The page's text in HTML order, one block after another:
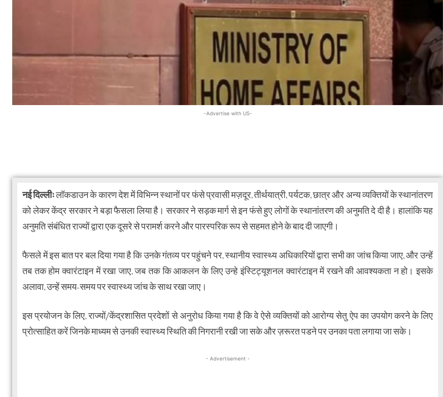
-Advertise with US-
नई दिल्लीःलॉकडाउन के कारण देश में विभिन्न स्थानों पर फंसे प्रवासी मज़दूर, तीर्थयात्री, पर्यटक, छात्र और अन्य व्यक्तियों के स्थानांतरण
को लेकर केंद्र सरकार ने बड़ा फैसला लिया है। सरकार ने सड़क मार्ग से इन फंसे हुए लोगों के स्थानांतरण की अनुमति दे दी है। हालांकि यह
अनुमति संबंधित राज्यों द्वारा एक दूसरे से परामर्श करने और पारस्परिक रूप से सहमत होने के बाद दी जाएगी।
फैसले में इस बात पर बल दिया गया है कि उनके गंतव्य पर पहुंचने पर, स्थानीय स्वास्थ्य अधिकारियों द्वारा सभी का जांच किया जाए, और उन्हें
तब तक होम क्वारंटाइन में रखा जाए, जब तक कि आकलन के लिए उन्हे इंस्टिट्यूशनल क्वारंटाइन में रखने की आवश्यकता न हो। इसके
अलावा, उन्हें समय-समय पर स्वास्थ्य जांच के साथ रखा जाए।
इस प्रयोजन के लिए, राज्यों/केंद्रशासित प्रदेशों से अनुरोध किया गया है कि वे ऐसे व्यक्तियों को आरोग्य सेतु ऐप का उपयोग करने के लिए
प्रोत्साहित करें जिनके माध्यम से उनकी स्वास्थ्य स्थिति की निगरानी रखी जा सके और ज़रूरत पडने पर उनका पता लगाया जा सके।
- Advertisement -